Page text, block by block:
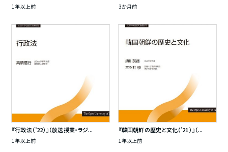
1年以上前 3か月前
『行政法（’22）』（放送授業・ラジ...
1年以上前
『韓国朝鮮の歴史と文化（’21）』（...
1年以上前